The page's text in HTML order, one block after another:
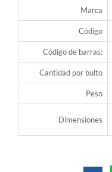
Marca
Código
Código de barras:
Cantidad por bulto
Peso
Dimensiones